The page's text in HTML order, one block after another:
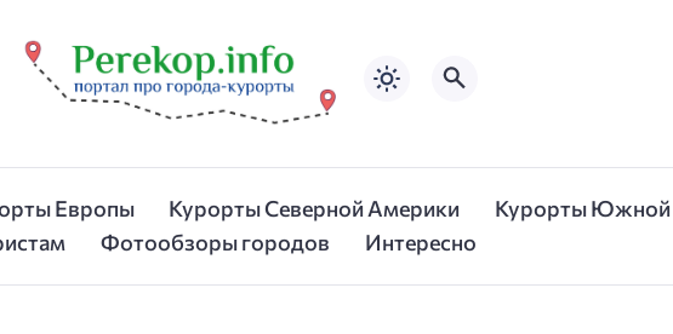
Европы Курорты Северной Америки
Курорты Южной
Фотообзоры городов Интересно